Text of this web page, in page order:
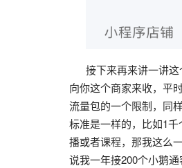
接下来再来讲一讲这
向你这个商家来收，平
流量包的一个限制，同
标准是一样的，比如1
播或者课程，那我这么
说我一年接200个小鹅